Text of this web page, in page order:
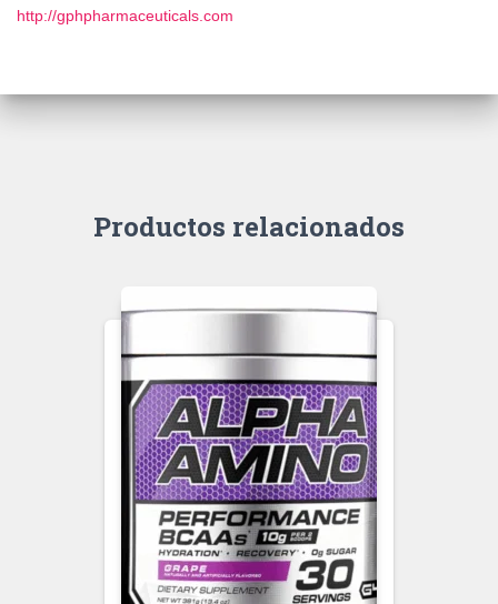
http://gphpharmaceuticals.com
Productos relacionados